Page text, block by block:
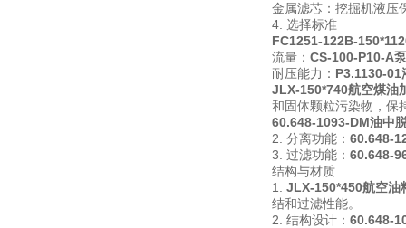
金属滤芯：挖掘机液压
4. 选择标准
FC1251-122B-
流量： CS-100-P10-A
耐压能力： P3.1130-01
JLX-150*740航空煤油
和固体颗粒污染物，保
60.648-1093-DM油中
2. 分离功能： 60.648-
3. 过滤功能： 60.648-
结构与材质
1. JLX-150*450航空油
结和过滤性能。
2. 结构设计： 60.648-